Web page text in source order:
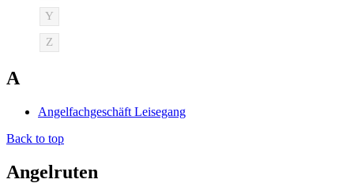
Y
Z
A
Angelfachgeschäft Leisegang
Back to top
Angelruten